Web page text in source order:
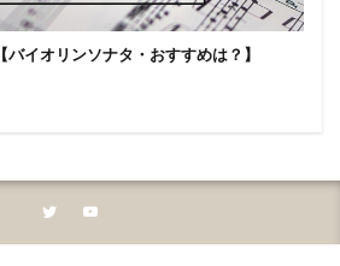
イオリンソナタ・おすすめは？】